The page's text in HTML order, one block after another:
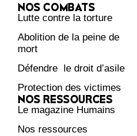
NOS COMBATS
Lutte contre la torture
Abolition de la peine de
mort
Défendre le droit d’asile
Protection des victimes
NOS RESSOURCES
Le magazine Humains
Nos ressources